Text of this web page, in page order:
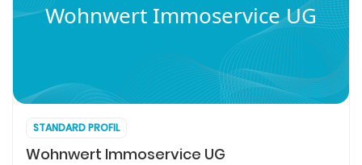
Wohnwert Immoservice UG
STANDARD PROFIL
Wohnwert Immoservice UG